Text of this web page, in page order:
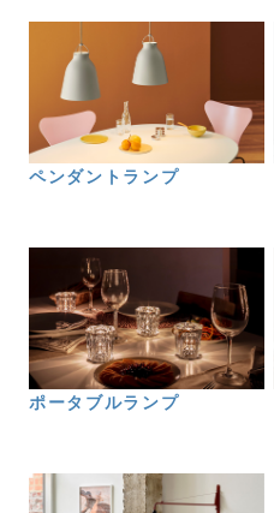
ペンダントランプ
ポータブルランプ